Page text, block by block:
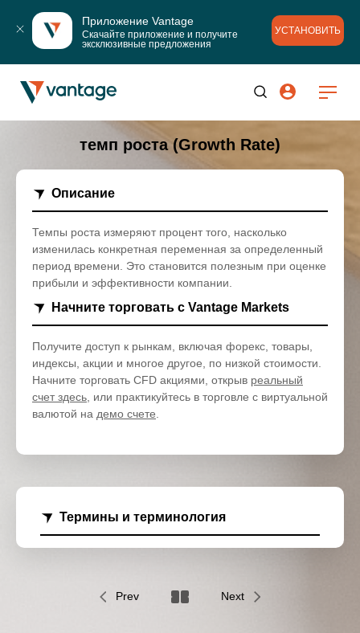
Приложение Vantage
Скачайте приложение и получите
эксклюзивные предложения
УСТАНОВИТЬ
темп роста (Growth Rate)
Описание
Темпы роста измеряют процент того, насколько
изменилась конкретная переменная за определенный
период времени. Это становится полезным при оценке
прибыли и эффективности компании.
Начните торговать с Vantage Markets
Получите доступ к рынкам, включая форекс, товары,
индексы, акции и многое другое, по низкой стоимости.
Начните торговать CFD акциями, открыв реальный
счет здесь , или практикуйтесь в торговле с виртуальной
валютой на демо счете
Термины и терминология
Prev Next